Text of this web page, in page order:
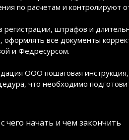
по расчетам и контролируют
регистрации, штрафов и
все документы
и Федресурсом.
ООО пошаговая
что необходимо
начать и чем закончить